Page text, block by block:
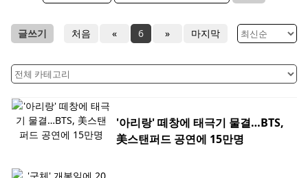
글쓰기 처음 « 6 » 마지막
'아리랑' 떼창에 태극기 물결…BTS,
美스탠퍼드 공연에 15만명